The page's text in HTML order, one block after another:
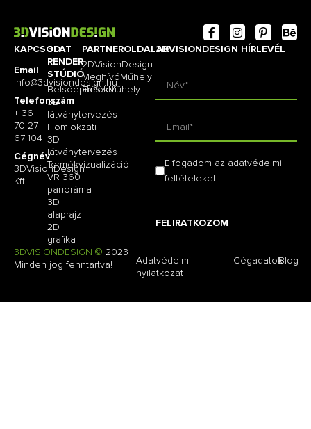
KAPCSOLAT
Email
info@3dvisiondesign.hu
Telefonszám
+ 36
70 27
67 104
Cégnév
3DVisionDesign
Kft.
3D
RENDER
STÚDIÓ
Belsőépítészeti
3D
látványtervezés
Homlokzati
3D
látványtervezés
Termékvizualizáció
VR 360
panoráma
3D
alaprajz
2D
grafika
PARTNEROLDALAK
2DVisionDesign
MeghívóMűhely
EmlékMűhely
3DVISIONDESIGN HÍRLEVÉL
Elfogadom az adatvédelmi
feltételeket.
FELIRATKOZOM
3DVISIONDESIGN © 2023
Minden jog fenntartva!
Adatvédelmi
nyilatkozat
CégadatokBlog